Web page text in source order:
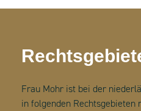
Frau Mohr ist bei der
in folgenden